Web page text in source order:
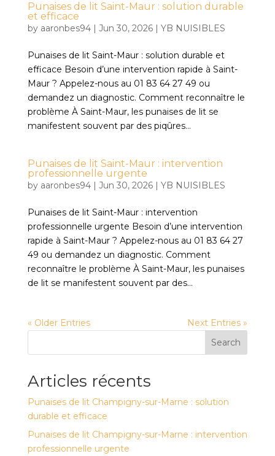
Punaises de lit Saint-Maur : solution durable
et efficace
by aaronbes94| Jun 30, 2026| YB NUISIBLES
Punaises de lit Saint-Maur : solution durable et
efficace Besoin d’une intervention rapide à Saint-
Maur ? Appelez-nous au 01 83 64 27 49 ou
demandez un diagnostic. Comment reconnaître le
problème À Saint-Maur, les punaises de lit se
manifestent souvent par des piqûres...
Punaises de lit Saint-Maur : intervention
professionnelle urgente
by aaronbes94| Jun 30, 2026| YB NUISIBLES
Punaises de lit Saint-Maur : intervention
professionnelle urgente Besoin d’une intervention
rapide à Saint-Maur ? Appelez-nous au 01 83 64 27
49 ou demandez un diagnostic. Comment
reconnaître le problème À Saint-Maur, les punaises
de lit se manifestent souvent par des...
« Older Entries
Next Entries »
Search
Articles récents
Punaises de lit Champigny-sur-Marne : solution
durable et efficace
Punaises de lit Champigny-sur-Marne : intervention
professionnelle urgente